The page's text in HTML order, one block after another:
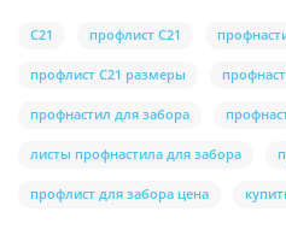
С21 профлист С21
профлист С21 размеры
профнастил для забора
листы профнастила для забора
профлист для забора цена